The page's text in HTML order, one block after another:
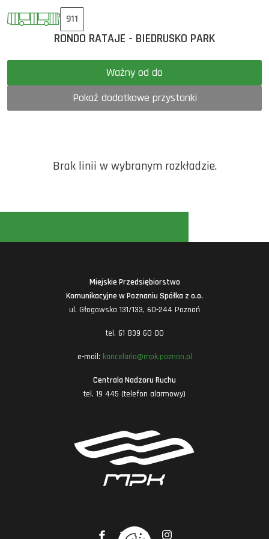
911
RONDO RATAJE - BIEDRUSKO PARK
Ważny od do
Pokaż dodatkowe przystanki
Brak linii w wybranym rozkładzie.
Miejskie Przedsiębiorstwo
Komunikacyjne w Poznaniu Spółka z o.o.
ul. Głogowska 131/133, 60-244 Poznań
tel. 61 839 60 00
e-mail: kancelaria@mpk.poznan.pl
Centrala Nadzoru Ruchu
tel. 19 445 (telefon alarmowy)